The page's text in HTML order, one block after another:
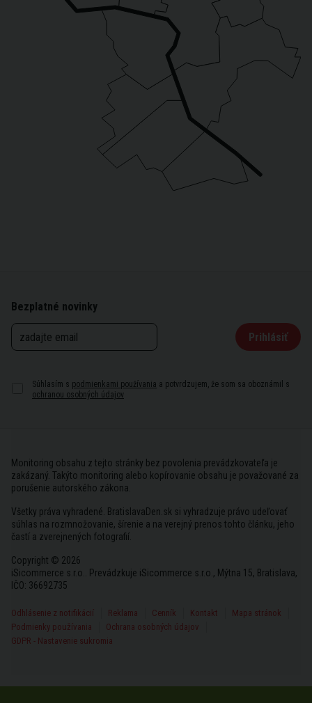
Bezplatné novinky
Prihlásiť
Súhlasím s podmienkami používania a potvrdzujem, že som sa oboznámil s
ochranou osobných údajov
Monitoring obsahu z tejto stránky bez povolenia prevádzkovateľa je
zakázaný. Takýto monitoring alebo kopírovanie obsahu je považované za
porušenie autorského zákona.
Všetky práva vyhradené. BratislavaDen.sk si vyhradzuje právo udeľovať
súhlas na rozmnožovanie, šírenie a na verejný prenos tohto článku, jeho
častí a zverejnených fotografií.
Copyright © 2026
iSicommerce s.r.o.. Prevádzkuje iSicommerce s.r.o., Mýtna 15, Bratislava,
IČO: 36692735
Odhlásenie z notifikácií Reklama Cenník Kontakt
Mapa stránok
Podmienky používania
Ochrana osobných údajov
GDPR - Nastavenie sukromia